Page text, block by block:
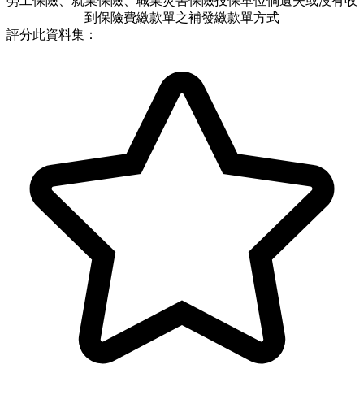
到保險費繳款單之補發繳款單方式
評分此資料集：